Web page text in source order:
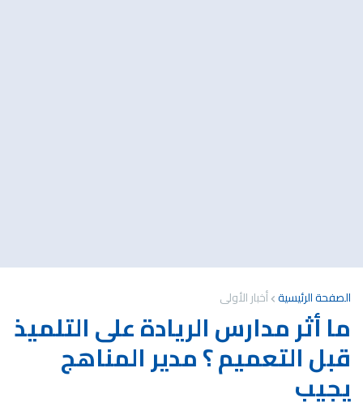
الصفحة الرئيسية أخبار الأولى
ما أثر مدارس الريادة على التلميذ
قبل التعميم ؟ مدير المناهج
يجيب